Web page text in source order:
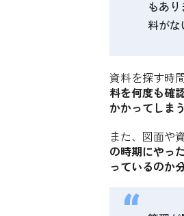
もあ
料がな
資料を探す時
料を何度も確
かかってしま
また、図面や
の時期にやっ
っているのか